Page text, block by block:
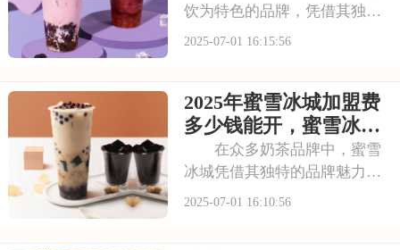
饮为特色的品牌，凭借其独特
的口感和深厚的文化底蕴，赢
优质茶叶和新鲜食材，搭配独
特的配方，呈现出浓郁的茶香
和丰富的口感。让我
2025-07-01 16:15:56
2025年蜜雪冰城加盟费
多少钱能开，蜜雪冰城
加盟条件有哪些需要了
解
在众多奶茶品牌中，蜜雪
冰城凭借其独特的品牌魅力脱
颖而出。它赢得了广大消费者
2025-07-01 16:10:56